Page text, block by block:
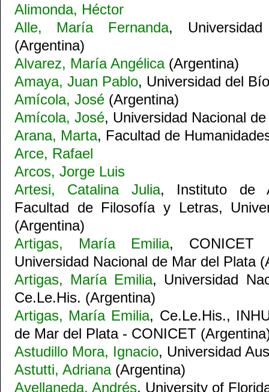
Alimonda, Héctor
Alle, María Fernanda,
(Argentina)
Alvarez, María Angélica(Argentina)
Amaya, Juan Pablo, Universidad del
Amícola, José(Argentina)
Amícola, José, Universidad Nacional
Arana, Marta, Facultad de
Arce, Rafael
Arcos, Jorge Luis
Artesi, Catalina Julia, Instituto de
Facultad de Filosofía y Letras,
(Argentina)
Artigas, María Emilia, CONICET
Universidad Nacional de Mar del Plata
Artigas, María Emilia, Universidad
Ce.Le.His. (Argentina)
Artigas, María Emilia, Ce.Le.His.,
de Mar del Plata - CONICET
Astudillo Mora, Ignacio, Universidad
Astutti, Adriana(Argentina)
Avellaneda, Andrés, University of